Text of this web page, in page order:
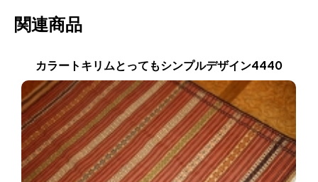
関連商品
カラートキリムとってもシンプルデザイン4440